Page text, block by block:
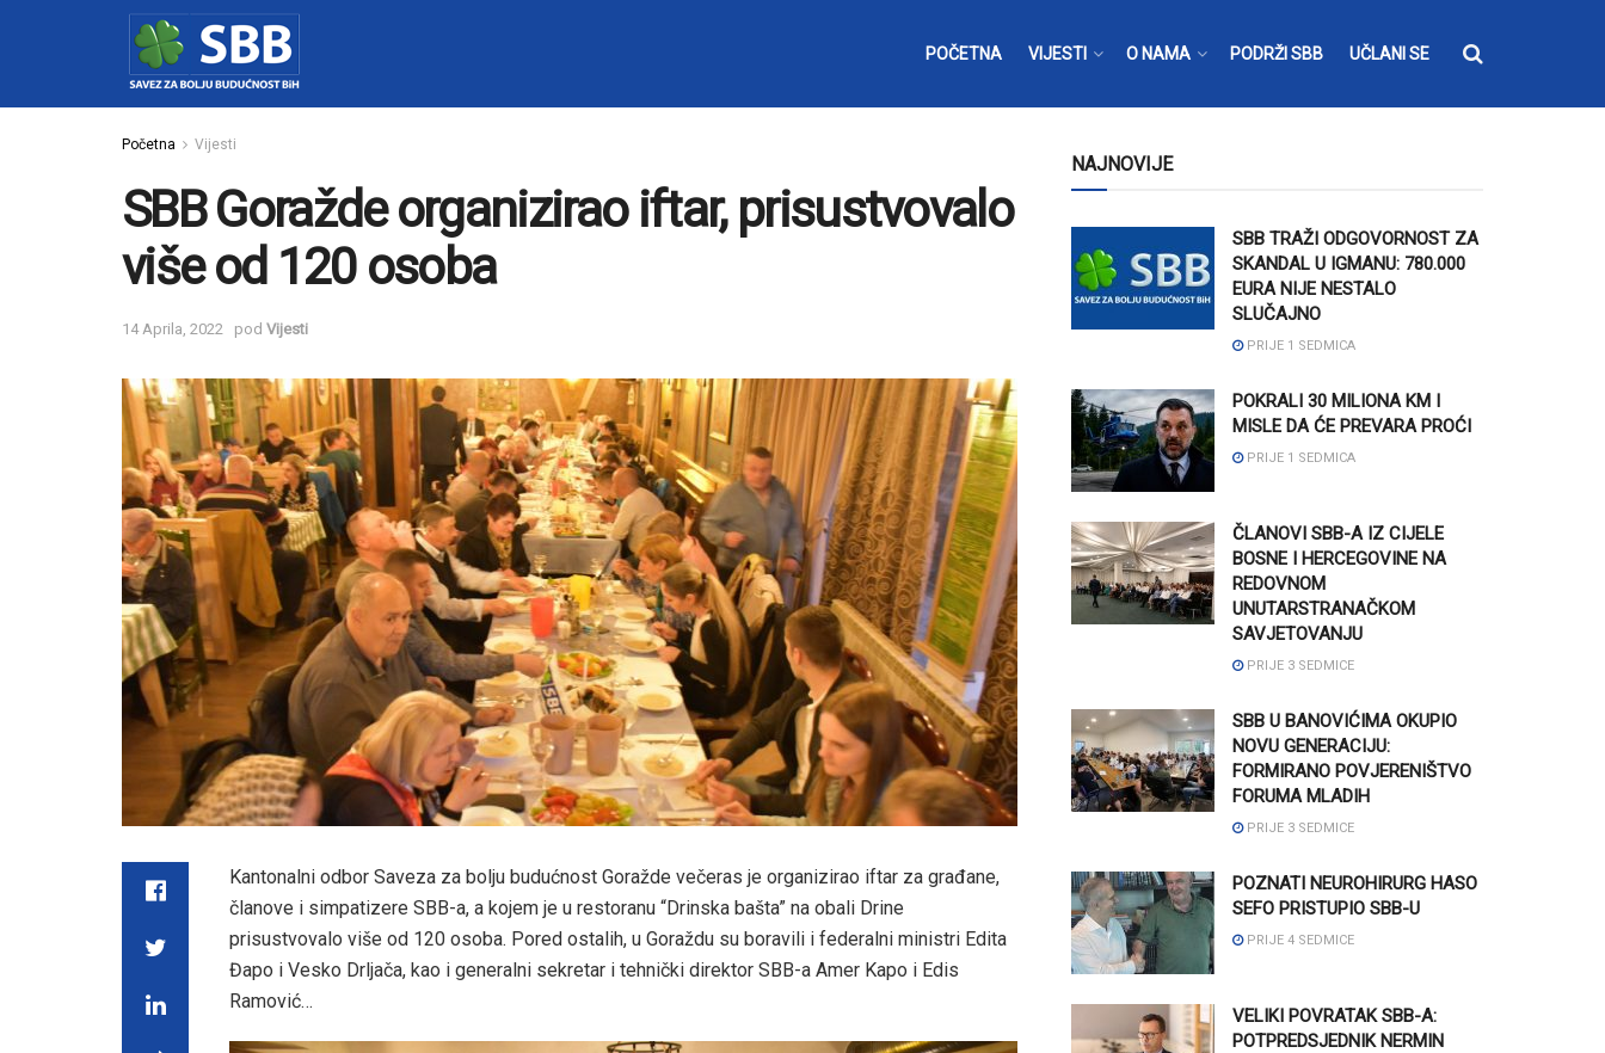
POČETNA VIJESTI O NAMA PODRŽI SBB UČLANI SE
Početna Vijesti
SBB Goražde organizirao iftar, prisustvovalo
više od 120 osoba
14 Aprila, 2022 pod Vijesti
Kantonalni odbor Saveza za bolju budućnost Goražde večeras je organizirao iftar za građane,
članove i simpatizere SBB-a, a kojem je u restoranu “Drinska bašta” na obali Drine
prisustvovalo više od 120 osoba. Pored ostalih, u Goraždu su boravili i federalni ministri Edita
Đapo i Vesko Drljača, kao i generalni sekretar i tehnički direktor SBB-a Amer Kapo i Edis
Ramović…
NAJNOVIJE
SBB TRAŽI ODGOVORNOST ZA
SKANDAL U IGMANU: 780.000
EURA NIJE NESTALO
SLUČAJNO
PRIJE 1 SEDMICA
POKRALI 30 MILIONA KM I
MISLE DA ĆE PREVARA PROĆI
PRIJE 1 SEDMICA
ČLANOVI SBB-A IZ CIJELE
BOSNE I HERCEGOVINE NA
REDOVNOM
UNUTARSTRANAČKOM
SAVJETOVANJU
PRIJE 3 SEDMICE
SBB U BANOVIĆIMA OKUPIO
NOVU GENERACIJU:
FORMIRANO POVJERENIŠTVO
FORUMA MLADIH
PRIJE 3 SEDMICE
POZNATI NEUROHIRURG HASO
SEFO PRISTUPIO SBB-U
PRIJE 4 SEDMICE
VELIKI POVRATAK SBB-A:
POTPREDSJEDNIK NERMIN